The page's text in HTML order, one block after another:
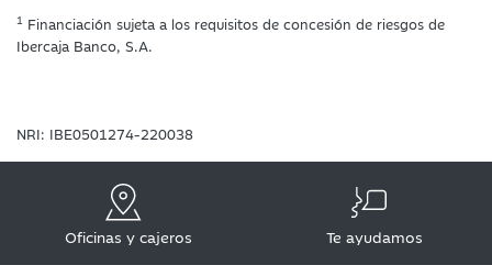
1 Financiación sujeta a los requisitos de concesión de riesgos de
Ibercaja Banco, S.A.
NRI: IBE0501274-220038
Oficinas y cajeros Te ayudamos